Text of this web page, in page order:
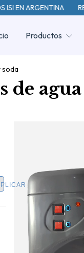
EN ARGENTINA
Productos
soda
de